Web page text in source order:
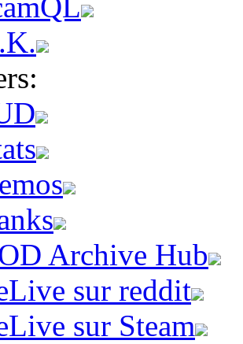
Archive Hub
sur reddit
sur Steam